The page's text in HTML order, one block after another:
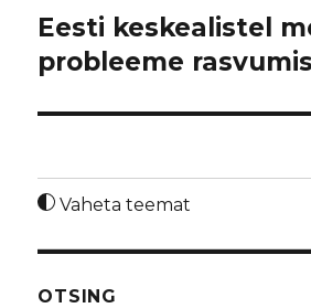
Eesti keskealistel
probleeme
Vaheta teemat
OTSING